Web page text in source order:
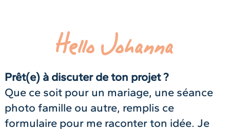
Hello Johanna
Prêt(e) à discuter de ton projet ?
Que ce soit pour un mariage, une séance
photo famille ou autre, remplis ce
formulaire pour me raconter ton idée. Je